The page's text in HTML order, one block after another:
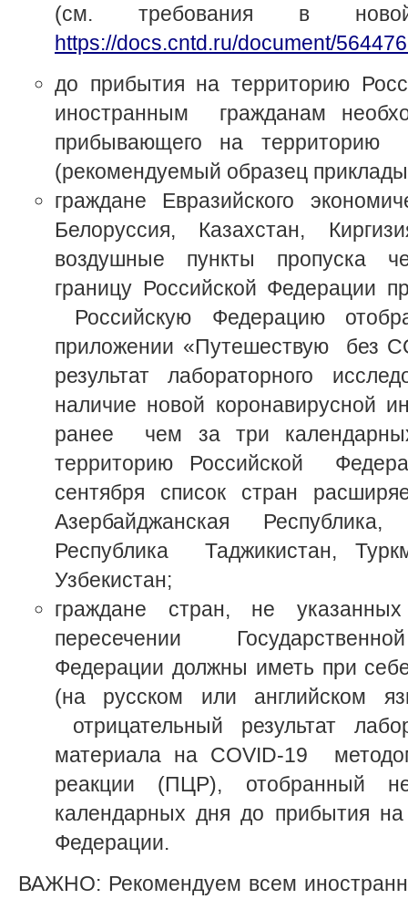
(см. требования в
https://docs.cntd.ru/document/
до прибытия на территорию
иностранным гражданам
прибывающего на территорию
(рекомендуемый образец
граждане Евразийского
Белоруссия, Казахстан,
воздушные пункты пропуска
границу Российской Федерации
Российскую Федерацию
приложении «Путешествую без
результат лабораторного
наличие новой коронавирусной
ранее чем за три
территорию Российской
сентября список стран
Азербайджанская
Республика Таджикистан,
Узбекистан;
граждане стран, не
пересечении
Федерации должны иметь при
(на русском или английском
отрицательный результат
материала на COVID-19
реакции (ПЦР), отобранный
календарных дня до прибытия
Федерации.
ВАЖНО: Рекомендуем всем